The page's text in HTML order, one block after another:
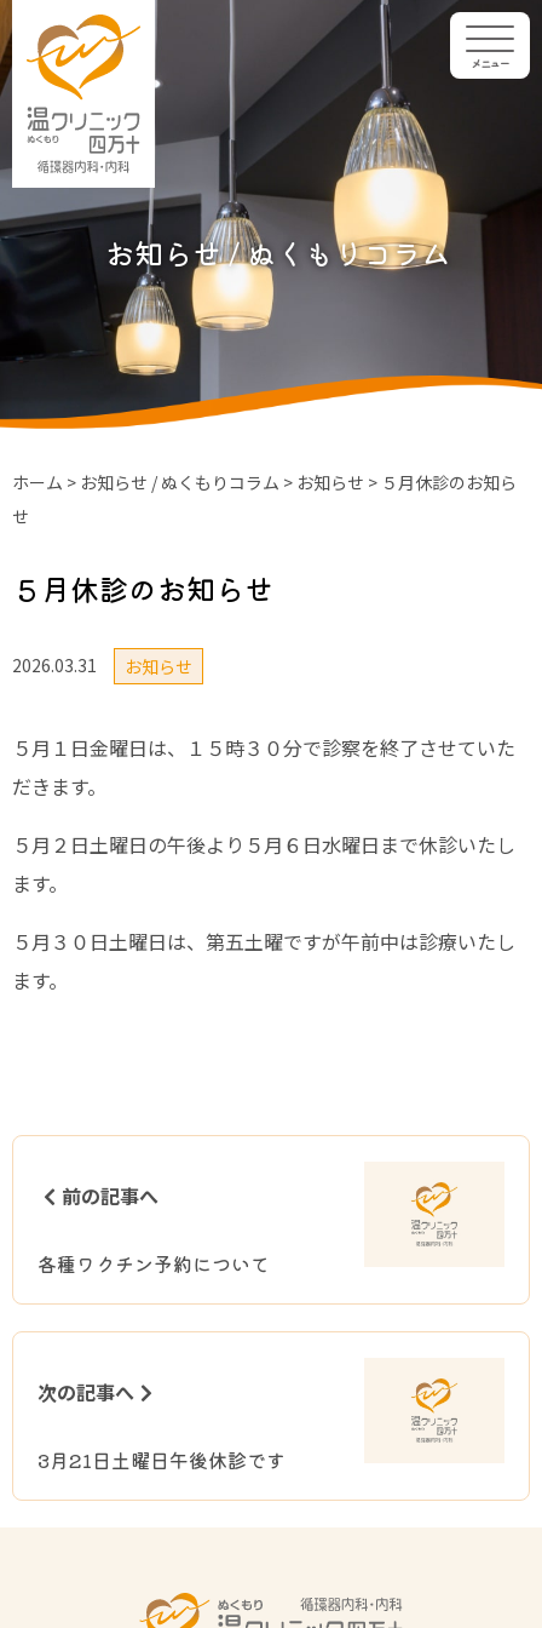
メニュー
お知らせ / ぬくもりコラム
ホーム > お知らせ / ぬくもりコラム > お知らせ > ５月休診のお知ら
せ
５月休診のお知らせ
2026.03.31 お知らせ
５月１日金曜日は、１５時３０分で診察を終了させていた
だきます。
５月２日土曜日の午後より５月６日水曜日まで休診いたし
ます。
５月３０日土曜日は、第五土曜ですが午前中は診療いたし
ます。
前の記事へ
各種ワクチン予約について
次の記事へ
3月21日土曜日午後休診です